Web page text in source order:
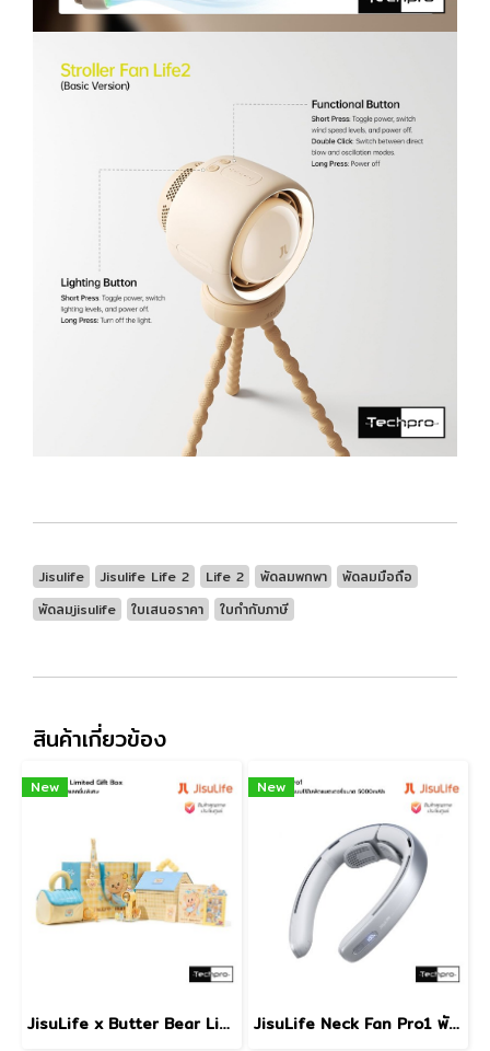
Jisulife Jisulife Life 2 Life 2 พัดลมพกพา
พัดลมมือถือ
พัดลมjisulife
ใบเสนอราคา ใบกำกับภาษี
สินค้าเกี่ยวข้อง
New
JisuLife x Butter Bear Limited Gift Box พัดลมพกพาคอลเลคชั่นพิเศษที่มาพร้อมคาแร็คเตอร์หมีเนยสุดน่ารัก
New
JisuLife Neck Fan Pro1 พัดลมคล้องคอแบบไร้ใบพัดความจุแบตเตอรี่ 5000mAh